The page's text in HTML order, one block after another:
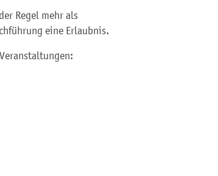
Regel mehr als
eine Erlaubnis.
nstaltungen: